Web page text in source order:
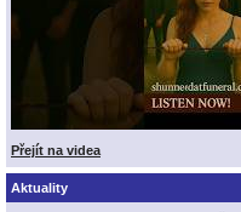
Přejít na videa
Aktuality